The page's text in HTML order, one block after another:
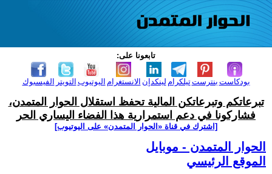
تابعونا على:
الفيسبوك التويتر اليوتيوب الانستغرام لينكدإن تيلكرامبنترست بودكاست
تبرعاتكم وتبرعاتكن المالية تحفظ استقلال الحوار المتمدن،
فشاركونا في دعم استمرارية هذا الفضاء اليساري الحر
[اشترك في قناة ‫«الحوار المتمدن» على اليوتيوب]
الحوار المتمدن - موبايل
الموقع الرئيسي